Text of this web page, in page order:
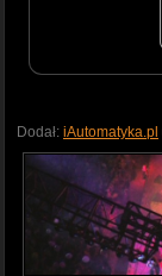
Dodał: iAutomatyka.pl